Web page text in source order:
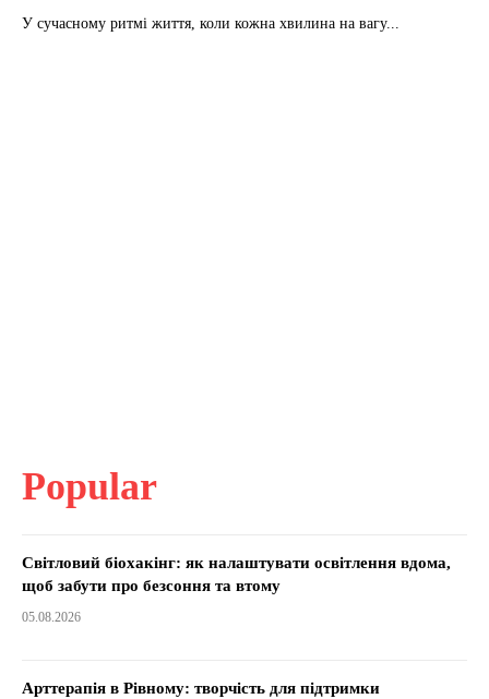
У сучасному ритмі життя, коли кожна хвилина на вагу...
Popular
Світловий біохакінг: як налаштувати освітлення вдома,
щоб забути про безсоння та втому
05.08.2026
Арттерапія в Рівному: творчість для підтримки